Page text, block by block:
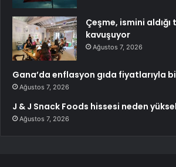
Çeşme, ismini
kavuşuyor
Ağustos 7, 2026
Gana’da enflasyon gıda fiyatlarıyla
Ağustos 7, 2026
J & J Snack Foods hissesi neden
Ağustos 7, 2026